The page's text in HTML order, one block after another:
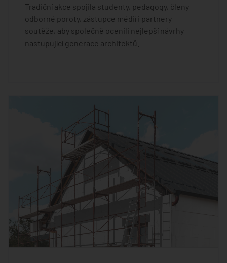
Tradiční akce spojila studenty, pedagogy, členy
odborné poroty, zástupce médií i partnery
soutěže, aby společně ocenili nejlepší návrhy
nastupující generace architektů.